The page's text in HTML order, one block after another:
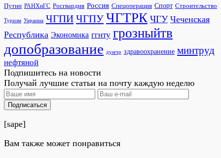
Путин РАНХиГС Росгвардия Россия Спецоперация Спорт Строительство
Туризм Украина ЧГПИ ЧГПУ ЧГТРК ЧГУ Чеченская
Республика Экономика ггнту грозныйтв
допобразование думчр здравоохранение минтруд
нефтяной
Подпишитесь на новости
Получай лучшие статьи на почту каждую неделю
Подписаться
[sape]
Вам также может понравиться